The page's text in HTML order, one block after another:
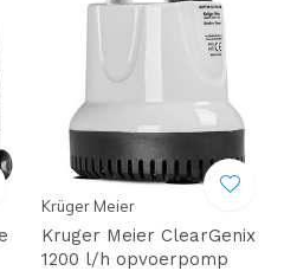
Krüger Meier
Kruger Meier ClearGenix
1200 l/h opvoerpomp